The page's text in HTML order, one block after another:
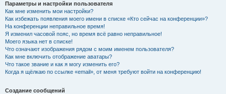
Параметры и настройки пользователя
Как мне изменить мои настройки?
Как избежать появления моего имени в списке «Кто сейчас на конференции»?
На конференции неправильное время!
Я изменил часовой пояс, но время всё равно неправильное!
Моего языка нет в списке!
Что означают изображения рядом с моим именем пользователя?
Как мне включить отображение аватары?
Что такое звание и как я могу изменить его?
Когда я щёлкаю по ссылке «email», от меня требуют войти на конференцию!
Создание сообщений